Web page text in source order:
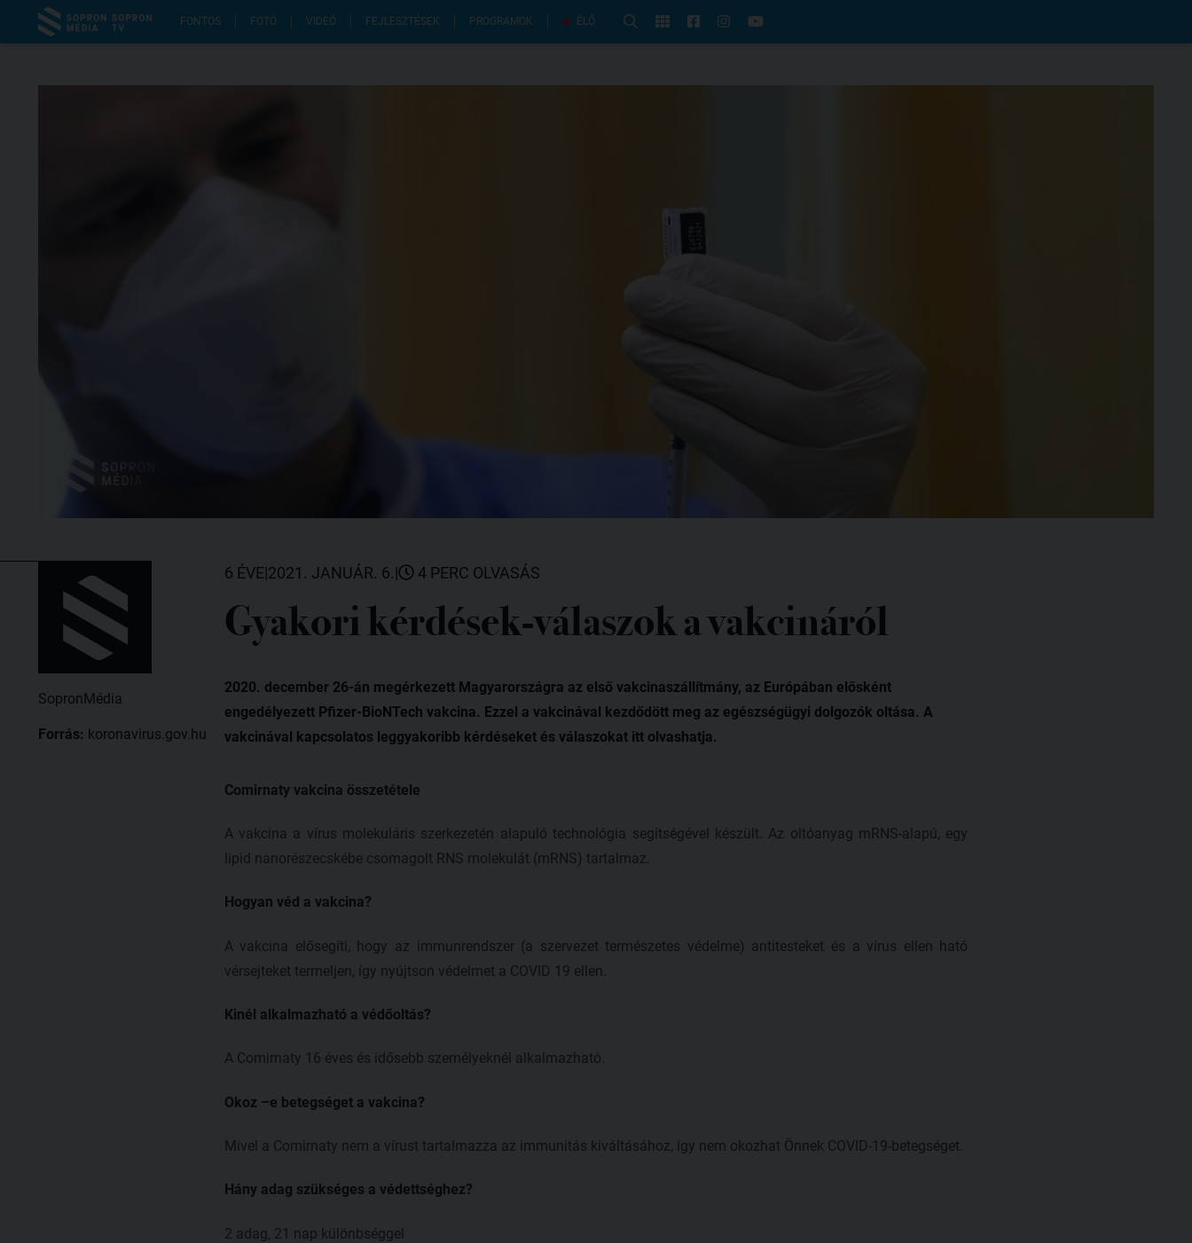
FONTOS FOTÓ VIDEÓ FEJLESZTÉSEK PROGRAMOK ÉLŐ
SopronMédia
Forrás: koronavirus.gov.hu
6 ÉVE|2021. JANUÁR. 6.| 4 PERC OLVASÁS
Gyakori kérdések-válaszok a vakcináról
2020. december 26-án megérkezett Magyarországra az első vakcinaszállítmány, az Európában elősként
engedélyezett Pfizer-BioNTech vakcina. Ezzel a vakcinával kezdődött meg az egészségügyi dolgozók oltása. A
vakcinával kapcsolatos leggyakoribb kérdéseket és válaszokat itt olvashatja.
Comirnaty vakcina összetétele
A vakcina a vírus molekuláris szerkezetén alapuló technológia segítségével készült. Az oltóanyag mRNS-alapú, egy
lipid nanorészecskébe csomagolt RNS molekulát (mRNS) tartalmaz.
Hogyan véd a vakcina?
A vakcina elősegíti, hogy az immunrendszer (a szervezet természetes védelme) antitesteket és a vírus ellen ható
vérsejteket termeljen, így nyújtson védelmet a COVID 19 ellen.
Kinél alkalmazható a védőoltás?
A Comirnaty 16 éves és idősebb személyeknél alkalmazható.
Okoz –e betegséget a vakcina?
Mivel a Comirnaty nem a vírust tartalmazza az immunitás kiváltásához, így nem okozhat Önnek COVID-19-betegséget.
Hány adag szükséges a védettséghez?
2 adag, 21 nap különbséggel